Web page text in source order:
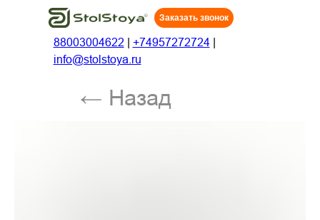
88003004622 | +74957272724|
info@stolstoya.ru
Заказать звонок
← Назад